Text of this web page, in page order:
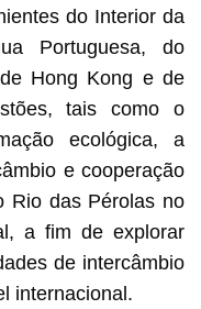
do Interior da
Portuguesa, do
Hong Kong e de
tais como o
ecológica, a
e cooperação
Rio das Pérolas no
a fim de explorar
de intercâmbio
internacional.